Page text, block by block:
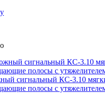
сигнальный КС-3.10
полосы с